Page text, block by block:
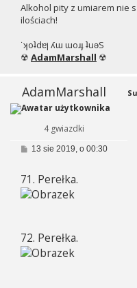
Alkohol pity z umiarem nie
ilościach!
˙ʞoʇdɐן ʎɯ ɯoɹɟ ʇuǝS
☢ AdamMarshall ☢
AdamMarshall
4 gwiazdki
P
t
13 sie 2019, o 00:30
71. Perełka.
72. Perełka.